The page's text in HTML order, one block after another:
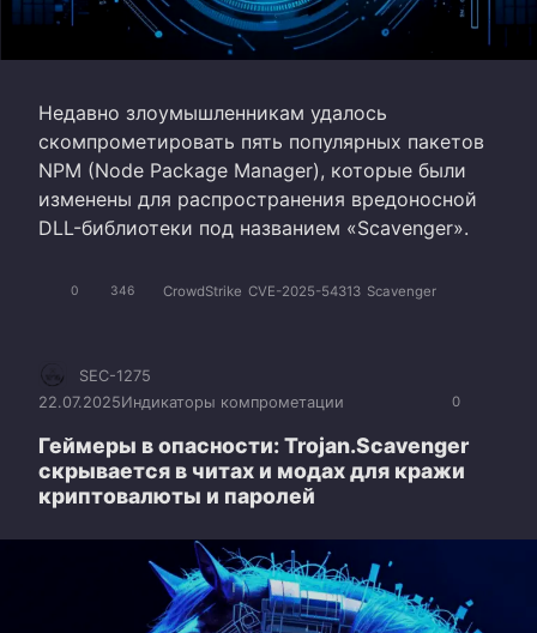
Недавно злоумышленникам удалось
скомпрометировать пять популярных пакетов
NPM (Node Package Manager), которые были
изменены для распространения вредоносной
DLL-библиотеки под названием «Scavenger».
0 346 CrowdStrike CVE-2025-54313 Scavenger
0
SEC-1275
22.07.2025Индикаторы компрометации
Геймеры в опасности: Trojan.Scavenger
скрывается в читах и модах для кражи
криптовалюты и паролей